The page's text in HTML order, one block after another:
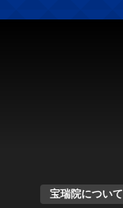
宝瑞院について